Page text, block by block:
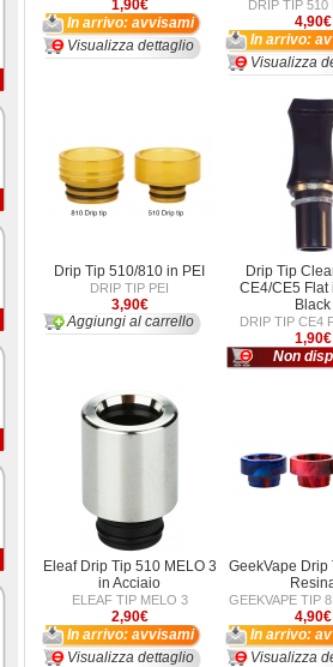
1,90€
In arrivo: avvisami
Visualizza dettaglio
DRIP TIP 510
4,90€
In arrivo:
Visualizza
Drip Tip 510/810 in PEI
DRIP TIP PEI
3,90€
Aggiungi al carrello
Drip Tip
CE4/CE5 Flat
Black
DRIP TIP CE4
1,90€
Non
Eleaf Drip Tip 510 MELO 3
in Acciaio
ELEAF TIP MELO 3
2,90€
In arrivo: avvisami
Visualizza dettaglio
GeekVape Drip
GEEKVAPE TIP
4,90€
In arrivo:
Visualizza